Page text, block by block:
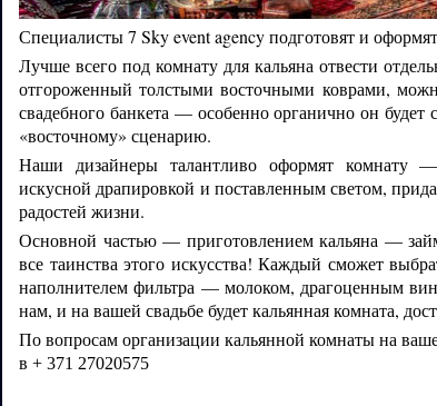
Специалисты 7 Sky event agency подготовят и
Лучше всего под комнату для кальяна отвести
отгороженный толстыми восточными коврами,
свадебного банкета — особенно органично он будет
«восточному» сценарию.
Наши дизайнеры талантливо оформят комнату
искусной драпировкой и поставленным светом,
радостей жизни.
Основной частью — приготовлением кальяна —
все таинства этого искусства! Каждый сможет
наполнителем фильтра — молоком, драгоценным
нам, и на вашей свадьбе будет кальянная комната,
По вопросам организации кальянной комнаты на
в + 371 27020575